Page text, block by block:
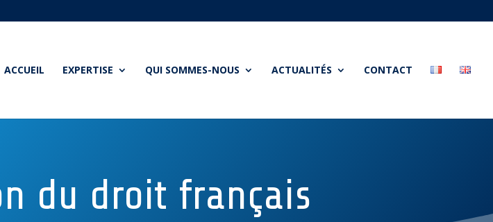
ACCUEIL EXPERTISE QUI SOMMES-NOUS ACTUALITÉS CONTACT
du droit français